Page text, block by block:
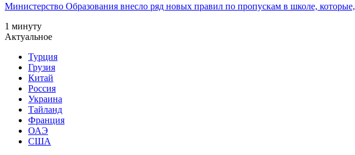
Министерство Образования внесло ряд новых правил по пропускам в школе, которые,
1 минуту
Актуальное
Турция
Грузия
Китай
Россия
Украина
Тайланд
Франция
ОАЭ
США